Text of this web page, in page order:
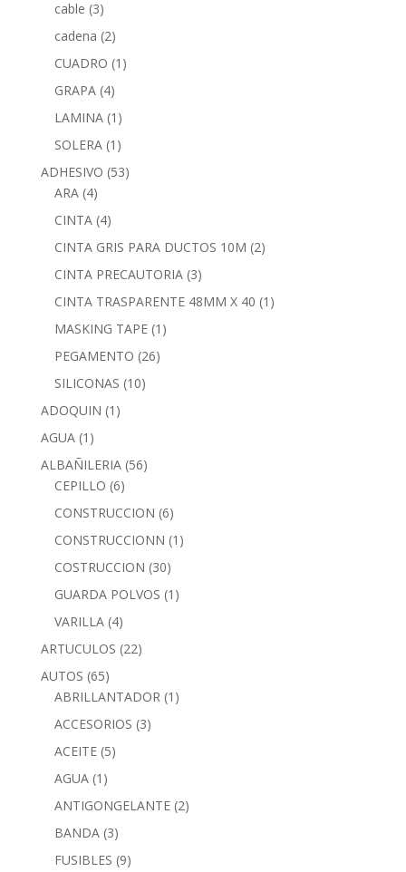
cable (3)
cadena (2)
CUADRO (1)
GRAPA (4)
LAMINA (1)
SOLERA (1)
ADHESIVO (53)
ARA (4)
CINTA (4)
CINTA GRIS PARA DUCTOS 10M (2)
CINTA PRECAUTORIA (3)
CINTA TRASPARENTE 48MM X 40 (1)
MASKING TAPE (1)
PEGAMENTO (26)
SILICONAS (10)
ADOQUIN (1)
AGUA (1)
ALBAÑILERIA (56)
CEPILLO (6)
CONSTRUCCION (6)
CONSTRUCCIONN (1)
COSTRUCCION (30)
GUARDA POLVOS (1)
VARILLA (4)
ARTUCULOS (22)
AUTOS (65)
ABRILLANTADOR (1)
ACCESORIOS (3)
ACEITE (5)
AGUA (1)
ANTIGONGELANTE (2)
BANDA (3)
FUSIBLES (9)